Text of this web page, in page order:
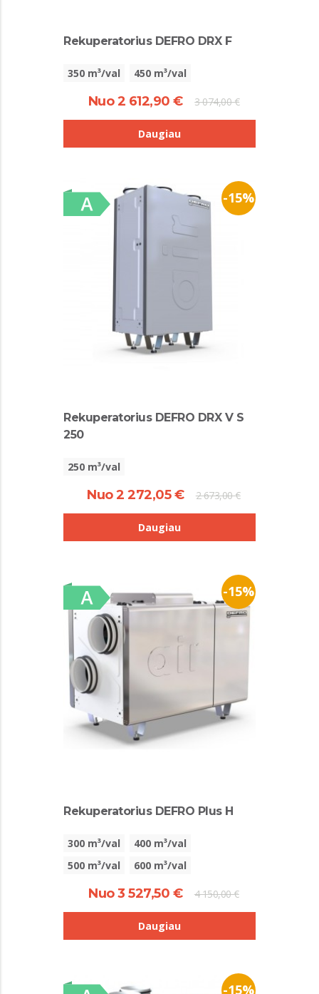
Rekuperatorius DEFRO DRX F
350 m³/val 450 m³/val
Nuo 2 612,90 € 3 074,00 €
Daugiau
-15%
Rekuperatorius DEFRO DRX V S
250
250 m³/val
Nuo 2 272,05 € 2 673,00 €
Daugiau
-15%
Rekuperatorius DEFRO Plus H
300 m³/val
400 m³/val
500 m³/val
600 m³/val
Nuo 3 527,50 € 4 150,00 €
Daugiau
-15%